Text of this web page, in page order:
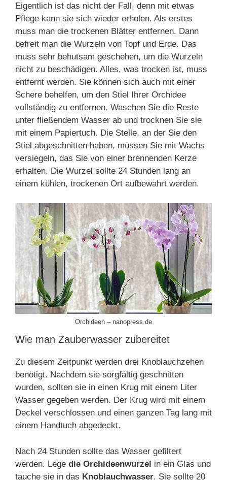
Eigentlich ist das nicht der Fall, denn mit etwas
Pflege kann sie sich wieder erholen. Als erstes
muss man die trockenen Blätter entfernen. Dann
befreit man die Wurzeln von Topf und Erde. Das
muss sehr behutsam geschehen, um die Wurzeln
nicht zu beschädigen. Alles, was trocken ist, muss
entfernt werden. Sie können sich auch mit einer
Schere behelfen, um den Stiel Ihrer Orchidee
vollständig zu entfernen. Waschen Sie die Reste
unter fließendem Wasser ab und trocknen Sie sie
mit einem Papiertuch. Die Stelle, an der Sie den
Stiel abgeschnitten haben, müssen Sie mit Wachs
versiegeln, das Sie von einer brennenden Kerze
erhalten. Die Wurzel sollte 24 Stunden lang an
einem kühlen, trockenen Ort aufbewahrt werden.
Orchideen – nanopress.de
Wie man Zauberwasser zubereitet
Zu diesem Zeitpunkt werden drei Knoblauchzehen
benötigt. Nachdem sie sorgfältig geschnitten
wurden, sollten sie in einen Krug mit einem Liter
Wasser gegeben werden. Der Krug wird mit einem
Deckel verschlossen und einen ganzen Tag lang mit
einem Handtuch abgedeckt.
Nach 24 Stunden sollte das Wasser gefiltert
werden. Lege die Orchideenwurzel in ein Glas und
tauche sie in das Knoblauchwasser. Sie sollte 20